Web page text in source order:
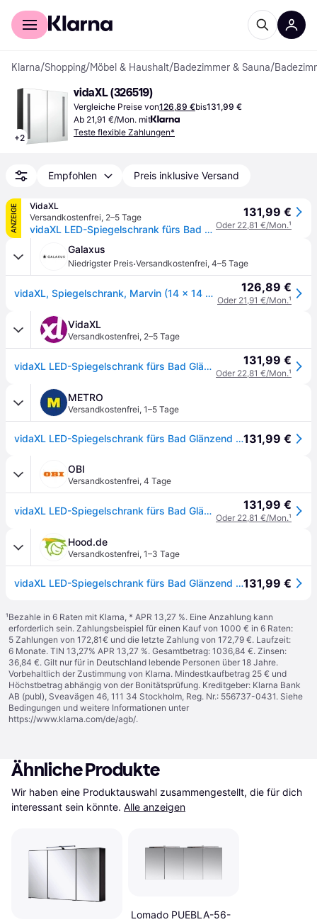
Für Shopper
Klarna/Shopping/Möbel & Haushalt/Badezimmer & Sauna/
+2
vidaXL (326519)
Vergleiche Preise von126,89 €bis131,99 €
Ab 21,91 €/Mon. mit
Teste flexible Zahlungen*
Empfohlen Preis inklusive Versand
ANZEIGE
VidaXL
Versandkostenfrei, 2–5 Tage
vidaXL LED-Spiegelschrank fürs Bad Glänzend Schwarz 62x14x60 cm
131,99 €
Oder 22,81 €/Mon.¹
Galaxus
Niedrigster Preis·Versandkostenfrei, 4–5 Tage
vidaXL, Spiegelschrank, Marvin (14 x 14 x 60cm) 126,89 €
Oder 21,91 €/Mon.¹
VidaXL
Versandkostenfrei, 2–5 Tage
vidaXL LED-Spiegelschrank fürs Bad Glänzend Schwarz 62x14x60 cm 131,99 €
Oder 22,81 €/Mon.¹
METRO
Versandkostenfrei, 1–5 Tage
vidaXL LED-Spiegelschrank fürs Bad Glänzend Schwarz 62x14x60 cm131,99 €
OBI
Versandkostenfrei, 4 Tage
vidaXL LED-Spiegelschrank fürs Bad Glänzend Schwarz 62x14x60 cm 326519 131,99 €
Oder 22,81 €/Mon.¹
Hood.de
Versandkostenfrei, 1–3 Tage
vidaXL LED-Spiegelschrank fürs Bad Glänzend Schwarz 62x14x60 cm131,99 €
¹Bezahle in 6 Raten mit Klarna, * APR 13,27 %. Eine Anzahlung kann
erforderlich sein. Zahlungsbeispiel für einen Kauf von 1000 € in 6 Raten:
5 Zahlungen von 172,81€ und die letzte Zahlung von 172,79 €. Laufzeit:
6 Monate. TIN 13,27% APR 13,27 %. Gesamtbetrag: 1036,84 €. Zinsen:
36,84 €. Gilt nur für in Deutschland lebende Personen über 18 Jahre.
Vorbehaltlich der Zustimmung von Klarna. Mindestkaufbetrag 25 € und
Höchstbetrag abhängig von der Bonitätsprüfung. Kreditgeber: Klarna Bank
AB (publ), Sveavägen 46, 111 34 Stockholm, Reg. Nr.: 556737-0431. Siehe
Bedingungen und weitere Informationen unter
https://www.klarna.com/de/agb/.
Ähnliche Produkte
Wir haben eine Produktauswahl zusammengestellt, die für dich
interessant sein könnte. Alle anzeigen
Lomado PUEBLA-56-